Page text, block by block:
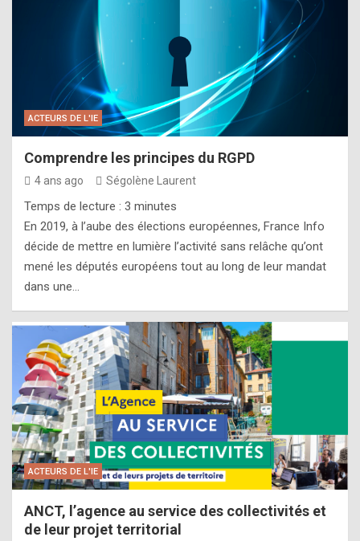
ACTEURS DE L'IE
Comprendre les principes du RGPD
4 ans ago Ségolène Laurent
Temps de lecture : 3 minutes
En 2019, à l’aube des élections européennes, France Info
décide de mettre en lumière l’activité sans relâche qu’ont
mené les députés européens tout au long de leur mandat
dans une…
ACTEURS DE L'IE
ANCT, l’agence au service des collectivités et
de leur projet territorial